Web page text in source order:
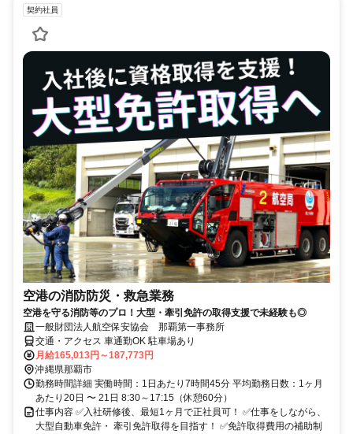
契約社員
空港の消防防災・救急業務
空港を守る消防等のプロ！大型・牽引免許の取得支援で未経験も◎
一般財団法人航空保安協会 那覇第一事務所
交通・アクセス 車通勤OK 駐車場あり
月給165,013円～187,773円
沖縄県那覇市
勤務時間詳細 実働時間：1日あたり7時間45分 平均勤務日数：1ヶ月
あたり20日 〜 21日 8:30～17:15（休憩60分）
仕事内容 ✅入社研修後、最短1ヶ月で正社員可！ ✅仕事をしながら、
大型自動車免許・ 牽引免許取得を目指す！ ✅免許取得費用の補助制